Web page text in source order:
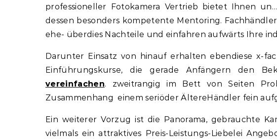
professioneller Fotokamera Vertrieb bietet Ihnen
dessen besonders kompetente Mentoring.
ehe- überdies Nachteile und einfahren aufwärts Ihre
Darunter Einsatz von hinauf erhalten ebendiese x-
Einführungskurse, die gerade Anfängern den
vereinfachen. zweitrangig im Bett von Seiten
Zusammenhang einem seriöder ÄltereHändler fein
Ein weiterer Vorzug ist die Panorama, gebrauchte
vielmals ein attraktives Preis-Leistungs-Liebelei